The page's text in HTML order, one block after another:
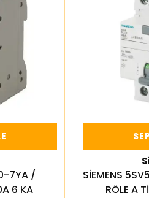
7YA /
6 KA
SİEMENS
RÖLE A